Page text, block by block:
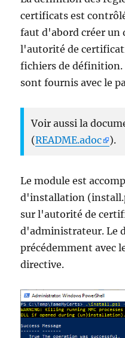
certificats est
faut d'abord créer un
l'autorité de
fichiers de définition.
sont fournis avec le
Voir aussi la
(README.adoc ).
Le module est
d'installation
sur l'autorité de
d'administrateur. Le
précédemment avec
directive.